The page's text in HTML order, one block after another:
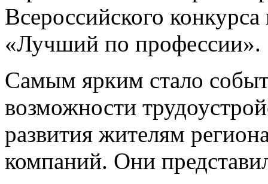
Всероссийского
«Лучший по профессии».
Самым ярким стало
возможности
развития жителям
компаний. Они